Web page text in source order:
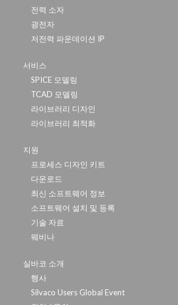
전력 소자
광전자
저전력 파운데이션 IP
서비스
SPICE 모델링
TCAD 모델링
라이브러리 디자인
라이브러리 최적화
지원
프로세스 디자인 키트
다운로드
최신 소프트웨어 정보
소프트웨어 설치 및 등록
기술 자료
웨비나
실바코 소개
행사
Silvaco Users Global Event